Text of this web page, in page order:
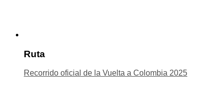
Ruta
Recorrido oficial de la Vuelta a Colombia 2025